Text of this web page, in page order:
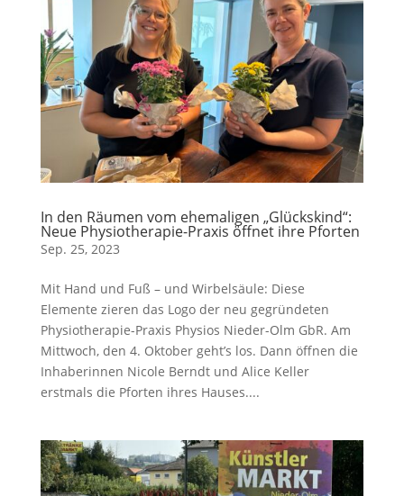
In den Räumen vom ehemaligen „Glückskind“:
Neue Physiotherapie-Praxis öffnet ihre Pforten
Sep. 25, 2023
Mit Hand und Fuß – und Wirbelsäule: Diese
Elemente zieren das Logo der neu gegründeten
Physiotherapie-Praxis Physios Nieder-Olm GbR. Am
Mittwoch, den 4. Oktober geht’s los. Dann öffnen die
Inhaberinnen Nicole Berndt und Alice Keller
erstmals die Pforten ihres Hauses....